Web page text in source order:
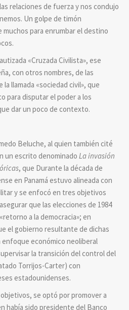
relaciones de fuerza y nos condujo
Un golpe de timón
para enrumbar el destino
«Cruzada Civilista», ese
con otros nombres, de las
llamada «sociedad civil», que
para disputar el poder a los
dar un poco de contexto.
Beluche, al quien también cité
un escrito denominado La invasión
, que Durante la década de
en Panamá estuvo alineada con
y se enfocó en tres objetivos
que las elecciones de 1984
a la democracia»; en
el gobierno resultante de dichas
económico neoliberal
la transición del control del
Torrijos-Carter) con
estadounidenses.
se optó por promover a
había sido presidente del Banco